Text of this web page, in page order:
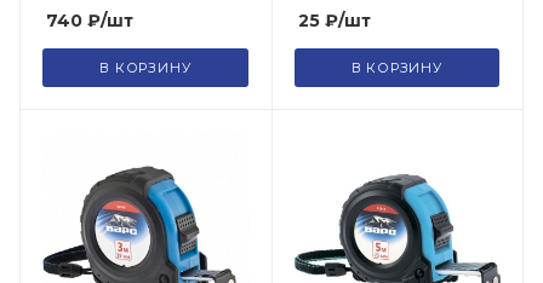
740 ₽/шт
В КОРЗИНУ
25₽/шт
В КОРЗИНУ